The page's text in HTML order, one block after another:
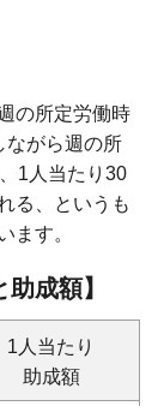
の所定労働時
ながら週の所
1人当たり30
る、というも
ます。
成額】
1人当たり
助成額